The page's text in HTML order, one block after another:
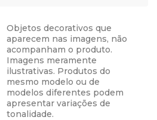
Objetos decorativos que
aparecem nas imagens, não
acompanham o produto.
Imagens meramente
ilustrativas. Produtos do
mesmo modelo ou de
modelos diferentes podem
apresentar variações de
tonalidade.